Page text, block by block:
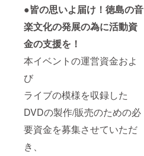
●皆の思いよ届け！徳島の音
楽文化の発展の為に活動資
金の支援を！
本イベントの運営資金およ
び
ライブの模様を収録した
DVDの製作/販売のための必
要資金を募集させていただ
き、